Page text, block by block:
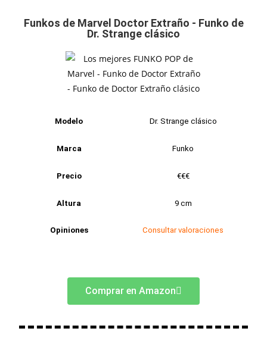
Funkos de Marvel Doctor Extraño - Funko de
Dr. Strange clásico
Modelo Dr. Strange clásico
Marca Funko
Precio €€€
Altura 9 cm
Opiniones Consultar valoraciones
Comprar en Amazon